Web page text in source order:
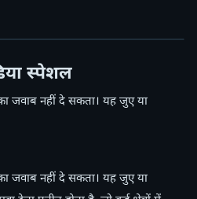
स्पेशल
जवाब नहीं दे सकता। यह जुए या
जवाब नहीं दे सकता। यह जुए या